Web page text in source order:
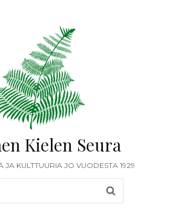
Kielen Seura
JA KULTTUURIA JO VUODESTA 1929